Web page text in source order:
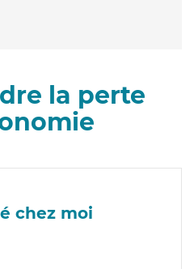
la perte
chez moi